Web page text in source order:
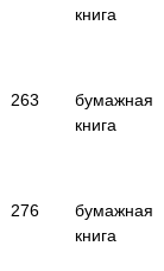
книга
263
бумажная
книга
276
бумажная
книга